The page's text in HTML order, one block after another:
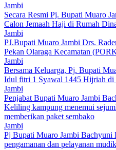
Jambi
Secara Resmi Pj. Bupati Muaro
Calon Jemaah Haji di Rumah
Jambi
PJ.Bupati Muaro Jambi Drs.
Pekan Olaraga Kecamatan
Jambi
Bersama Keluarga, Pj. Bupati
Idul fitri 1 Syawal 1445 Hijriah
Jambi
Penjabat Bupati Muaro Jambi
Keliling kampung menemui
memberikan paket sembako
Jambi
Pj Bupati Muaro Jambi Bachyuni
pengamanan dan pelayanan